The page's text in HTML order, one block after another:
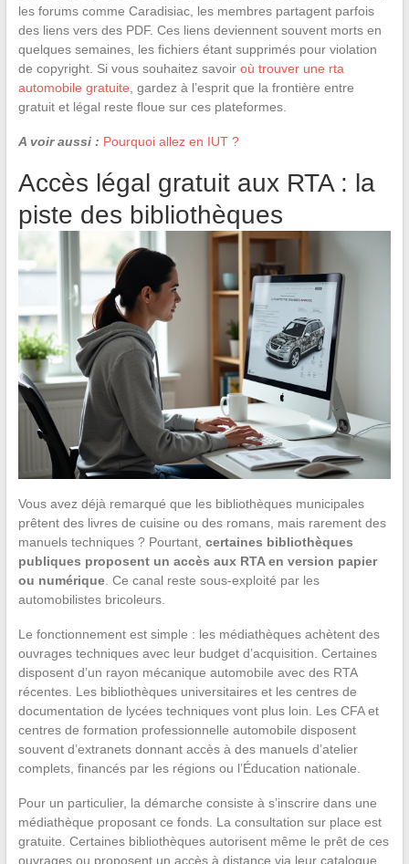
les forums comme Caradisiac, les membres partagent parfois
des liens vers des PDF. Ces liens deviennent souvent morts en
quelques semaines, les fichiers étant supprimés pour violation
de copyright. Si vous souhaitez savoir où trouver une rta
automobile gratuite , gardez à l’esprit que la frontière entre
gratuit et légal reste floue sur ces plateformes.
A voir aussi : Pourquoi allez en IUT ?
Accès légal gratuit aux RTA : la
piste des bibliothèques
Vous avez déjà remarqué que les bibliothèques municipales
prêtent des livres de cuisine ou des romans, mais rarement des
manuels techniques ? Pourtant, certaines bibliothèques
publiques proposent un accès aux RTA en version papier
ou numérique. Ce canal reste sous-exploité par les
automobilistes bricoleurs.
Le fonctionnement est simple : les médiathèques achètent des
ouvrages techniques avec leur budget d’acquisition. Certaines
disposent d’un rayon mécanique automobile avec des RTA
récentes. Les bibliothèques universitaires et les centres de
documentation de lycées techniques vont plus loin. Les CFA et
centres de formation professionnelle automobile disposent
souvent d’extranets donnant accès à des manuels d’atelier
complets, financés par les régions ou l’Éducation nationale.
Pour un particulier, la démarche consiste à s’inscrire dans une
médiathèque proposant ce fonds. La consultation sur place est
gratuite. Certaines bibliothèques autorisent même le prêt de ces
ouvrages ou proposent un accès à distance via leur catalogue